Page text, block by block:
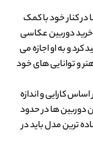
در کنار خود با کمک
خرید دوربین عکاسی
و به او اجازه می
و توانایی های خود
کارایی و اندازه
دوربین ها در حدود
ساده ترین مدل باید در